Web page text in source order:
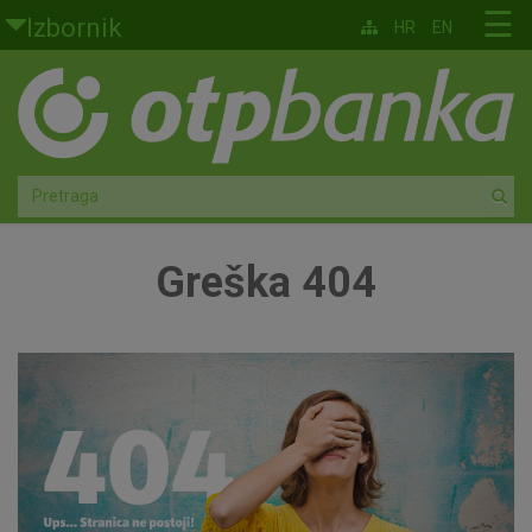
Skoči na glavni sadržaj
Izbornik
Građani
Privatno bankarstvo
Agro
Faktoring
O nama
☰
HR EN
Greška 404